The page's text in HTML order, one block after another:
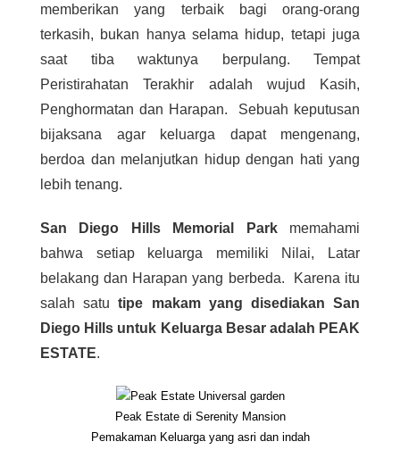
memberikan yang terbaik bagi orang-orang
terkasih, bukan hanya selama hidup, tetapi juga
saat tiba waktunya berpulang. Tempat
Peristirahatan Terakhir adalah wujud Kasih,
Penghormatan dan Harapan. Sebuah keputusan
bijaksana agar keluarga dapat mengenang,
berdoa dan melanjutkan hidup dengan hati yang
lebih tenang.
San Diego Hills Memorial Parkmemahami
bahwa setiap keluarga memiliki Nilai, Latar
belakang dan Harapan yang berbeda. Karena itu
salah satutipe makam yang disediakan San
Diego Hills untuk Keluarga Besar adalah PEAK
ESTATE.
Peak Estate di Serenity Mansion
Pemakaman Keluarga yang asri dan indah